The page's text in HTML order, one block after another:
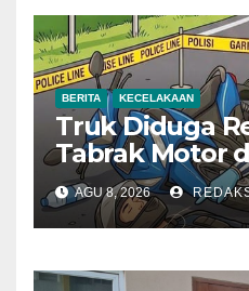
BERITA KECELAKAAN
Truk Diduga
Tabrak Motor
Bogor, Dua
AGU 8, 2026